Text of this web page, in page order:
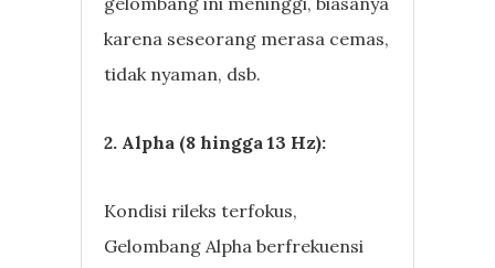
karena seseorang merasa cemas,
tidak nyaman, dsb.
2. Alpha (8 hingga 13 Hz):
Kondisi rileks terfokus,
Gelombang Alpha berfrekuensi